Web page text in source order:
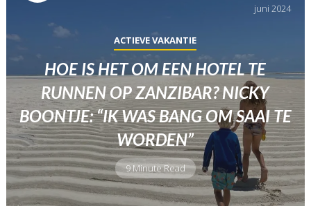
juni 2024
ACTIEVE VAKANTIE
HOE IS HET OM EEN HOTEL TE
RUNNEN OP ZANZIBAR? NICKY
BOONTJE: “IK WAS BANG OM SAAI TE
WORDEN”
9 Minute Read